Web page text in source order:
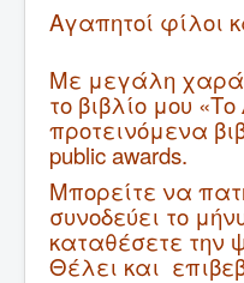
Αγαπητοί φίλοι
Με μεγάλη χαρά
το βιβλίο μου
προτεινόμενα
public awards.
Μπορείτε να
συνοδεύει το
καταθέσετε την
Θέλει και